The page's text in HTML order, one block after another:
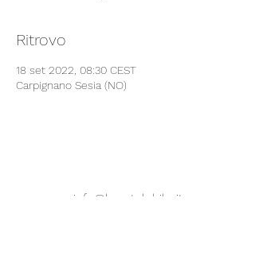
Ritrovo
18 set 2022, 08:30 CEST
Carpignano Sesia (NO)
info@brontolobike.it